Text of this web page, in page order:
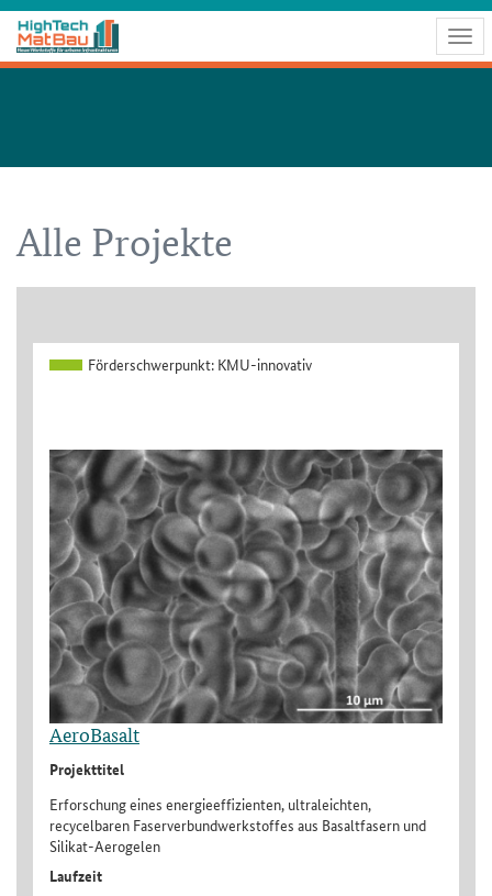
Alle Projekte
Förderschwerpunkt: KMU-innovativ
AeroBasalt
Projekttitel
Erforschung eines energieeffizienten, ultraleichten,
recycelbaren Faserverbundwerkstoffes aus Basaltfasern und
Silikat-Aerogelen
Laufzeit